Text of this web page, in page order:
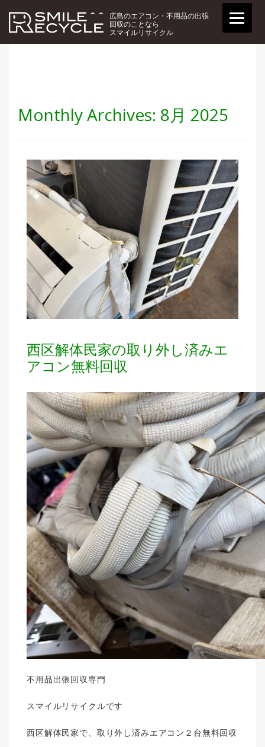
広島のエアコン・不用品の出張
回収のことなら
スマイルリサイクル
Monthly Archives: 8月 2025
西区解体民家の取り外し済みエ
アコン無料回収
不用品出張回収専門
スマイルリサイクルです
西区解体民家で、取り外し済みエアコン２台無料回収